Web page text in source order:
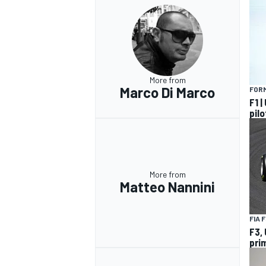
More from
Marco Di Marco
F1
More from
Matteo Nannini
FIA
F3,